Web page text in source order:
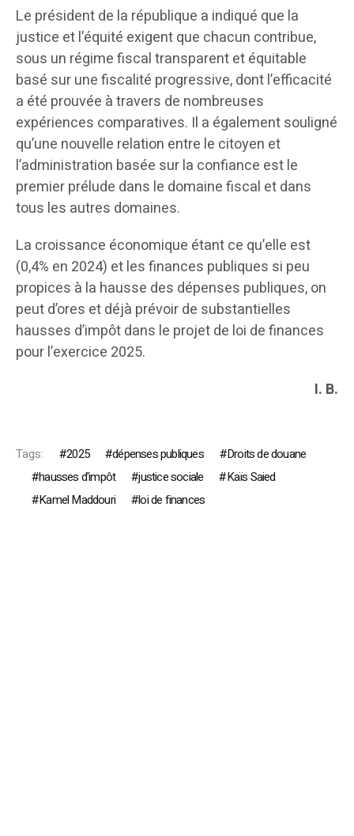
Le président de la république a indiqué que la
justice et l’équité exigent que chacun contribue,
sous un régime fiscal transparent et équitable
basé sur une fiscalité progressive, dont l’efficacité
a été prouvée à travers de nombreuses
expériences comparatives. Il a également souligné
qu’une nouvelle relation entre le citoyen et
l’administration basée sur la confiance est le
premier prélude dans le domaine fiscal et dans
tous les autres domaines.
La croissance économique étant ce qu’elle est
(0,4% en 2024) et les finances publiques si peu
propices à la hausse des dépenses publiques, on
peut d’ores et déjà prévoir de substantielles
hausses d’impôt dans le projet de loi de finances
pour l’exercice 2025.
I. B.
Tags: 2025 dépenses publiques
Droits de douane
hausses d'impôt
justice sociale
Kaïs Saied
Kamel Maddouri
loi de finances